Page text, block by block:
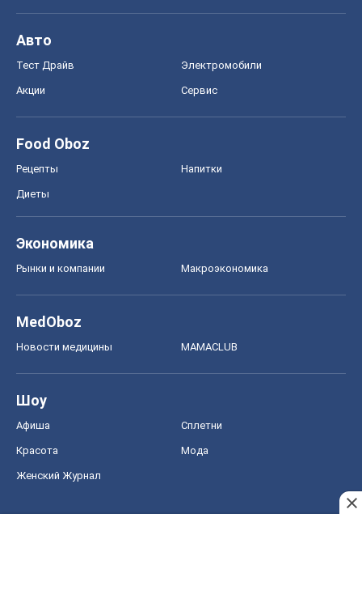
Авто
Тест Драйв Электромобили
Акции Сервис
Food Oboz
Рецепты Напитки
Диеты
Экономика
Рынки и компании Mакроэкономика
MedOboz
Новости медицины MAMACLUB
Шоу
Афиша Сплетни
Красота Мода
Женский Журнал